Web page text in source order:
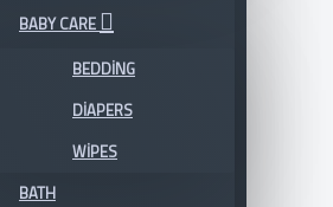
BABY CARE
BEDDING
DIAPERS
WIPES
BATH